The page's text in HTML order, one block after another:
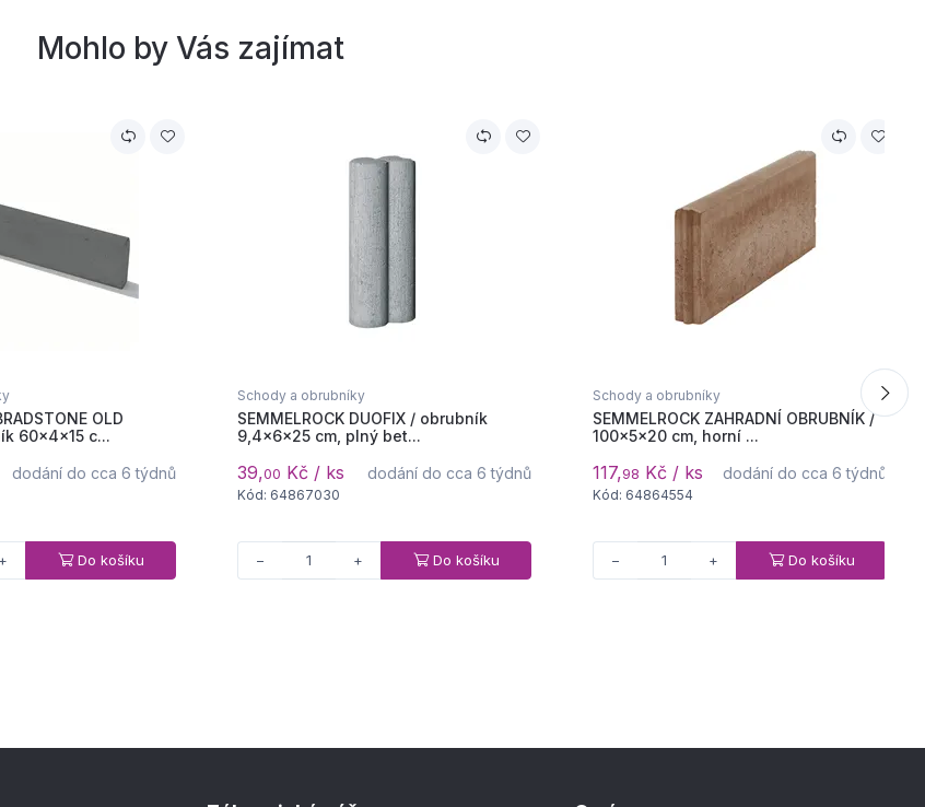
Mohlo by Vás zajímat
OLD
60x4x15 c...
dodání do cca 6 týdnů
+ Do košíku
Schody a obrubníky
SEMMELROCK DUOFIX / obrubník
9,4x6x25 cm, plný bet...
39,00 Kč / ks dodání do cca 6 týdnů
Kód: 64867030
− + Do košíku
Schody a obrubníky
SEMMELROCK ZAHRADNÍ OBRUBNÍK /
100x5x20 cm, horní ...
117,98 Kč / ks dodání do cca 6 týdnů
Kód: 64864554
− + Do košíku